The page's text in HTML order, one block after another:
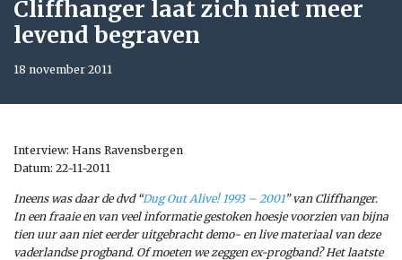
Cliffhanger laat zich niet meer
levend begraven
18 november 2011
Interview: Hans Ravensbergen
Datum: 22-11-2011
Ineens was daar de dvd “Dug Out Alive! 1993 – 2001” van Cliffhanger.
In een fraaie en van veel informatie gestoken hoesje voorzien van bijna
tien uur aan niet eerder uitgebracht demo- en live materiaal van deze
vaderlandse progband. Of moeten we zeggen ex-progband? Het laatste